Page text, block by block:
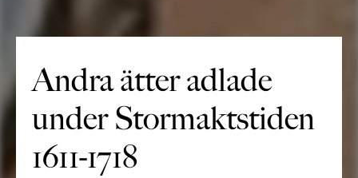
Andra ätter adlade
under Stormaktstiden
1611-1718